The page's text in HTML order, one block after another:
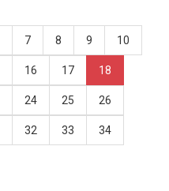
7 8 9 10
16 17 18
24 25 26
32 33 34